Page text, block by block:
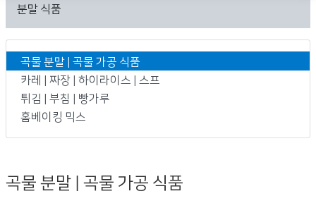
분말 식품
곡물 분말 | 곡물 가공 식품
카레 | 짜장 | 하이라이스 | 스프
튀김 | 부침 | 빵가루
홈베이킹 믹스
곡물 분말 | 곡물 가공 식품